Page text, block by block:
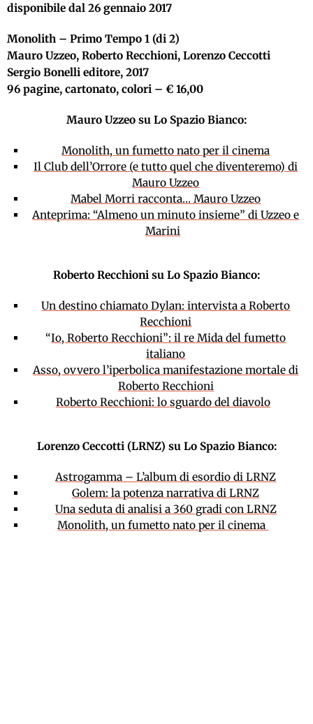
disponibile dal 26 gennaio 2017
Monolith – Primo Tempo 1 (di 2)
Mauro Uzzeo, Roberto Recchioni, Lorenzo Ceccotti
Sergio Bonelli editore, 2017
96 pagine, cartonato, colori – € 16,00
Mauro Uzzeo su Lo Spazio Bianco:
Monolith, un fumetto nato per il cinema
Il Club dell’Orrore (e tutto quel che diventeremo) di
Mauro Uzzeo
Mabel Morri racconta… Mauro Uzzeo
Anteprima: “Almeno un minuto insieme” di Uzzeo e
Marini
Roberto Recchioni su Lo Spazio Bianco:
Un destino chiamato Dylan: intervista a Roberto
Recchioni
“Io, Roberto Recchioni”: il re Mida del fumetto
italiano
Asso, ovvero l’iperbolica manifestazione mortale di
Roberto Recchioni
Roberto Recchioni: lo sguardo del diavolo
Lorenzo Ceccotti (LRNZ) su Lo Spazio Bianco:
Astrogamma – L’album di esordio di LRNZ
Golem: la potenza narrativa di LRNZ
Una seduta di analisi a 360 gradi con LRNZ
Monolith, un fumetto nato per il cinema